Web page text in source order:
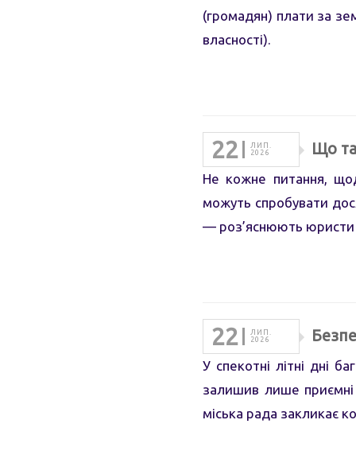
(громадян) плати за
власності).
22
ЛИП.
2026
Що
Не кожне питання,
можуть спробувати
— роз’яснюють юристи
22
ЛИП.
2026
У спекотні літні дні
залишив лише приємні
міська рада закликає